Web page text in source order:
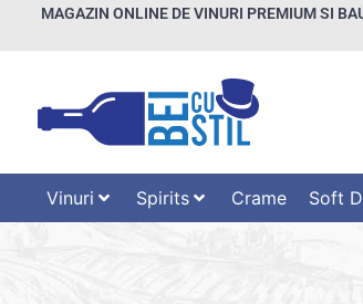
MAGAZIN ONLINE DE VINURI PREMIUM SI
Vinuri Spirits Crame Soft